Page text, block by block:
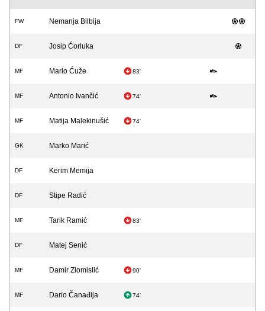
FW Nemanja Bilbija
DF Josip Ćorluka
MF Mario Ćuže 83'
MF Antonio Ivančić 74'
MF Matija Malekinušić 74'
GK Marko Marić
DF Kerim Memija
DF Stipe Radić
MF Tarik Ramić 83'
DF Matej Senić
MF Damir Zlomislić 90'
MF Dario Čanađija 74'